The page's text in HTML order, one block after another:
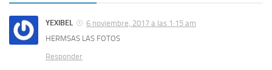
YEXIBEL
6 noviembre, 2017 a las 1:15 am
HERMSAS LAS FOTOS
Responder